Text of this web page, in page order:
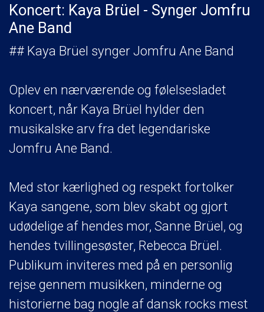
Koncert: Kaya Brüel - Synger Jomfru
Ane Band
## Kaya Brüel synger Jomfru Ane Band
Oplev en nærværende og følelsesladet
koncert, når Kaya Brüel hylder den
musikalske arv fra det legendariske
Jomfru Ane Band.
Med stor kærlighed og respekt fortolker
Kaya sangene, som blev skabt og gjort
udødelige af hendes mor, Sanne Brüel, og
hendes tvillingesøster, Rebecca Brüel.
Publikum inviteres med på en personlig
rejse gennem musikken, minderne og
historierne bag nogle af dansk rocks mest